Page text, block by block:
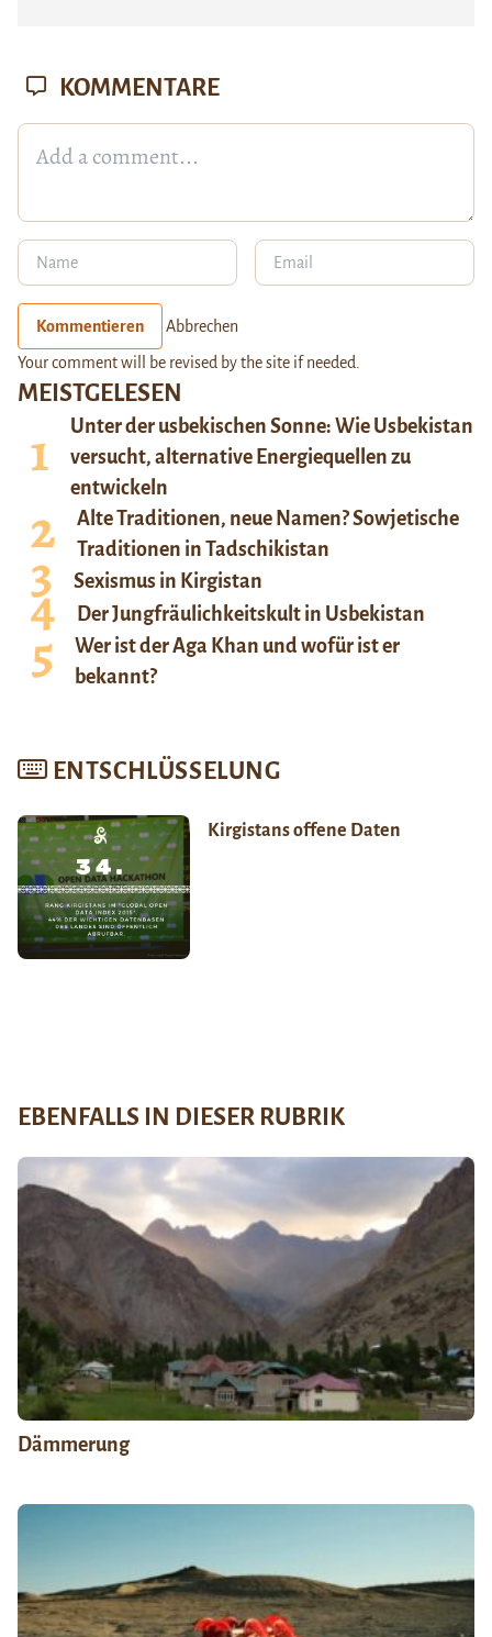
MEISTGELESEN
Unter der usbekischen Sonne: Wie Usbekistan
versucht, alternative Energiequellen zu
entwickeln
Alte Traditionen, neue Namen? Sowjetische
Traditionen in Tadschikistan
Sexismus in Kirgistan
Der Jungfräulichkeitskult in Usbekistan
Wer ist der Aga Khan und wofür ist er
bekannt?
ENTSCHLÜSSELUNG
Kirgistans offene Daten
KOMMENTARE
Kommentieren Abbrechen
Your comment will be revised by the site if needed.
EBENFALLS IN DIESER RUBRIK
Dämmerung